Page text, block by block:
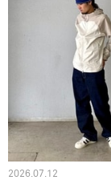
2026.07.12